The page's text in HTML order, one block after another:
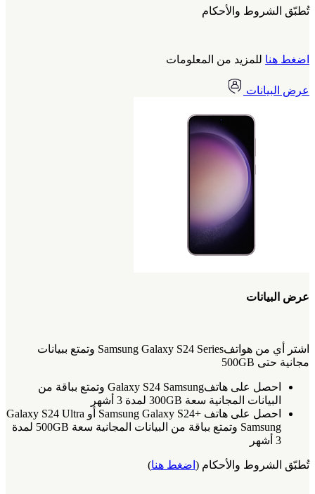
تُطبّق الشروط والأحكام
اضغط هنا للمزيد من المعلومات
عرض البيانات
عرض البيانات
اشتر أي من هواتفSamsung Galaxy S24 Series وتمتع ببيانات
مجانية حتى 500GB
احصل على هاتفGalaxy S24 Samsung وتمتع بباقة من
البيانات المجانية سعة 300GB لمدة 3 أشهر
احصل على هاتف +Samsung Galaxy S24 أو Galaxy S24 Ultra
Samsung وتمتع بباقة من البيانات المجانية سعة 500GB لمدة
3 أشهر
تُطبّق الشروط والأحكام ( اضغط هنا)